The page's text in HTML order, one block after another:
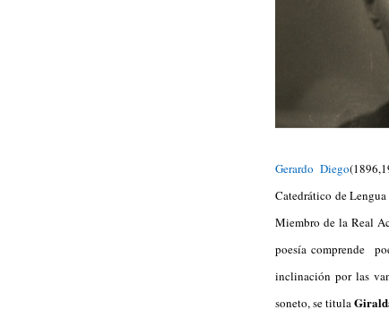
Gerardo Diego
Catedrático de
Miembro de la Real
poesía comprende
inclinación por las
soneto, se titula